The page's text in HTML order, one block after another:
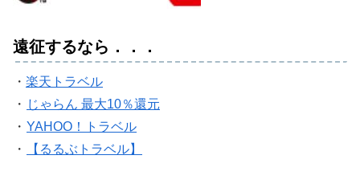
遠征するなら．．．
・ 楽天トラベル
・ じゃらん 最大10％還元
・ YAHOO！トラベル
・
【るるぶトラベル】